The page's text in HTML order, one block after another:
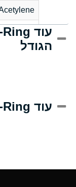
Acid
הגודל
עוד O-Ring אורינגים מאותו החומר